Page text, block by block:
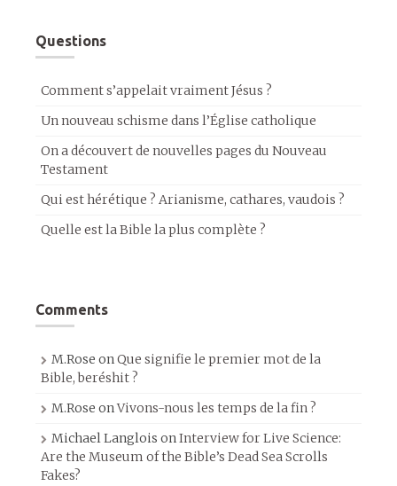
Questions
Comment s’appelait vraiment Jésus ?
Un nouveau schisme dans l’Église catholique
On a découvert de nouvelles pages du Nouveau
Testament
Qui est hérétique ? Arianisme, cathares, vaudois ?
Quelle est la Bible la plus complète ?
Comments
M.Rose onQue signifie le premier mot de la
Bible, beréshit ?
M.Rose onVivons-nous les temps de la fin ?
Michael Langlois onInterview for Live Science:
Are the Museum of the Bible’s Dead Sea Scrolls
Fakes?